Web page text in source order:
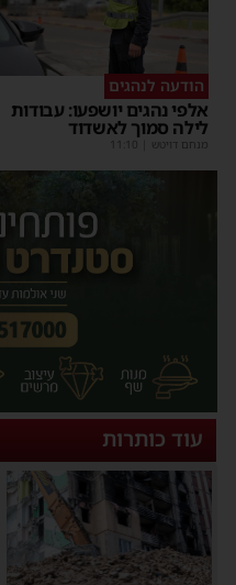
הודעה לנהגים
אלפי נהגים יושפעו: עבודות
לילה סמוך לאשדוד
מנחם דויטש 11:10
עוד כותרות